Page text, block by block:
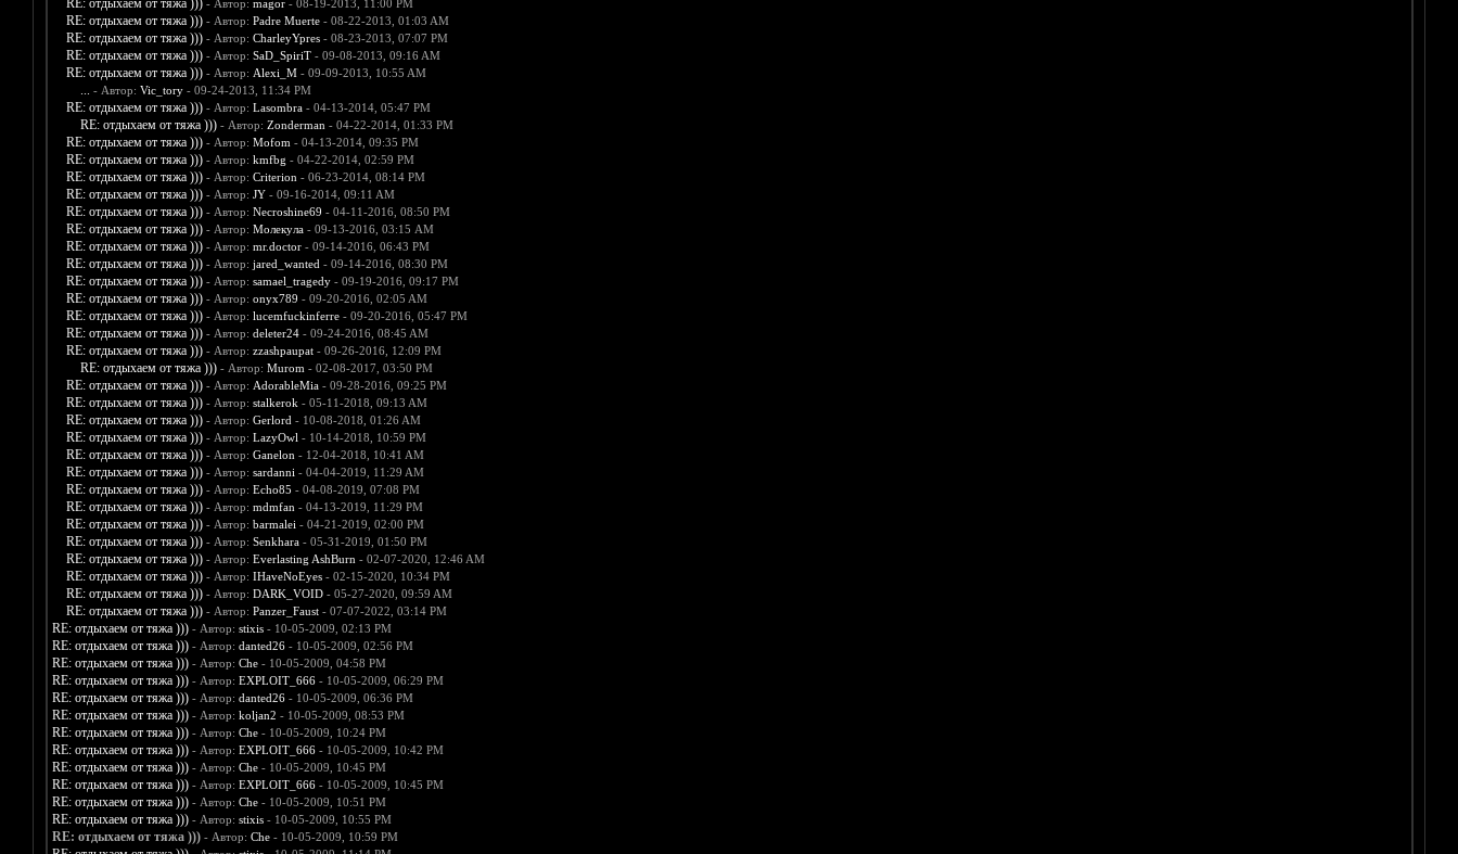
RE: отдыхаем от тяжа ))) - Автор: magor- 08-19-2013, 11:00 PM
RE: отдыхаем от тяжа ))) - Автор: Padre Muerte- 08-22-2013, 01:03 AM
RE: отдыхаем от тяжа ))) - Автор: CharleyYpres- 08-23-2013, 07:07 PM
RE: отдыхаем от тяжа ))) - Автор: SaD_SpiriT- 09-08-2013, 09:16 AM
RE: отдыхаем от тяжа ))) - Автор: Alexi_M- 09-09-2013, 10:55 AM
... - Автор: Vic_tory- 09-24-2013, 11:34 PM
RE: отдыхаем от тяжа ))) - Автор: Lasombra- 04-13-2014, 05:47 PM
RE: отдыхаем от тяжа ))) - Автор: Zonderman - 04-22-2014, 01:33 PM
RE: отдыхаем от тяжа ))) - Автор: Mofom - 04-13-2014, 09:35 PM
RE: отдыхаем от тяжа ))) - Автор: kmfbg - 04-22-2014, 02:59 PM
RE: отдыхаем от тяжа ))) - Автор: Criterion - 06-23-2014, 08:14 PM
RE: отдыхаем от тяжа ))) - Автор: JY- 09-16-2014, 09:11 AM
RE: отдыхаем от тяжа ))) - Автор: Necroshine69 - 04-11-2016, 08:50 PM
RE: отдыхаем от тяжа ))) - Автор: Молекула- 09-13-2016, 03:15 AM
RE: отдыхаем от тяжа ))) - Автор: mr.doctor- 09-14-2016, 06:43 PM
RE: отдыхаем от тяжа ))) - Автор: jared_wanted - 09-14-2016, 08:30 PM
RE: отдыхаем от тяжа ))) - Автор: samael_tragedy- 09-19-2016, 09:17 PM
RE: отдыхаем от тяжа ))) - Автор: onyx789 - 09-20-2016, 02:05 AM
RE: отдыхаем от тяжа ))) - Автор: lucemfuckinferre- 09-20-2016, 05:47 PM
RE: отдыхаем от тяжа ))) - Автор: deleter24- 09-24-2016, 08:45 AM
RE: отдыхаем от тяжа ))) - Автор: zzashpaupat- 09-26-2016, 12:09 PM
RE: отдыхаем от тяжа ))) - Автор: Murom - 02-08-2017, 03:50 PM
RE: отдыхаем от тяжа ))) - Автор: AdorableMia- 09-28-2016, 09:25 PM
RE: отдыхаем от тяжа ))) - Автор: stalkerok - 05-11-2018, 09:13 AM
RE: отдыхаем от тяжа ))) - Автор: Gerlord - 10-08-2018, 01:26 AM
RE: отдыхаем от тяжа ))) - Автор: LazyOwl - 10-14-2018, 10:59 PM
RE: отдыхаем от тяжа ))) - Автор: Ganelon - 12-04-2018, 10:41 AM
RE: отдыхаем от тяжа ))) - Автор: sardanni - 04-04-2019, 11:29 AM
RE: отдыхаем от тяжа ))) - Автор: Echo85 - 04-08-2019, 07:08 PM
RE: отдыхаем от тяжа ))) - Автор: mdmfan - 04-13-2019, 11:29 PM
RE: отдыхаем от тяжа ))) - Автор: barmalei - 04-21-2019, 02:00 PM
RE: отдыхаем от тяжа ))) - Автор: Senkhara- 05-31-2019, 01:50 PM
RE: отдыхаем от тяжа ))) - Автор: Everlasting AshBurn - 02-07-2020, 12:46 AM
RE: отдыхаем от тяжа ))) - Автор: IHaveNoEyes- 02-15-2020, 10:34 PM
RE: отдыхаем от тяжа ))) - Автор: DARK_VOID- 05-27-2020, 09:59 AM
RE: отдыхаем от тяжа ))) - Автор: Panzer_Faust- 07-07-2022, 03:14 PM
RE: отдыхаем от тяжа ))) - Автор: stixis- 10-05-2009, 02:13 PM
RE: отдыхаем от тяжа ))) - Автор: danted26- 10-05-2009, 02:56 PM
RE: отдыхаем от тяжа ))) - Автор: Che- 10-05-2009, 04:58 PM
RE: отдыхаем от тяжа ))) - Автор: EXPLOIT_666- 10-05-2009, 06:29 PM
RE: отдыхаем от тяжа ))) - Автор: danted26- 10-05-2009, 06:36 PM
RE: отдыхаем от тяжа ))) - Автор: koljan2 - 10-05-2009, 08:53 PM
RE: отдыхаем от тяжа ))) - Автор: Che- 10-05-2009, 10:24 PM
RE: отдыхаем от тяжа ))) - Автор: EXPLOIT_666- 10-05-2009, 10:42 PM
RE: отдыхаем от тяжа ))) - Автор: Che- 10-05-2009, 10:45 PM
RE: отдыхаем от тяжа ))) - Автор: EXPLOIT_666- 10-05-2009, 10:45 PM
RE: отдыхаем от тяжа ))) - Автор: Che- 10-05-2009, 10:51 PM
RE: отдыхаем от тяжа ))) - Автор: stixis- 10-05-2009, 10:55 PM
RE: отдыхаем от тяжа ))) - Автор: Che- 10-05-2009, 10:59 PM